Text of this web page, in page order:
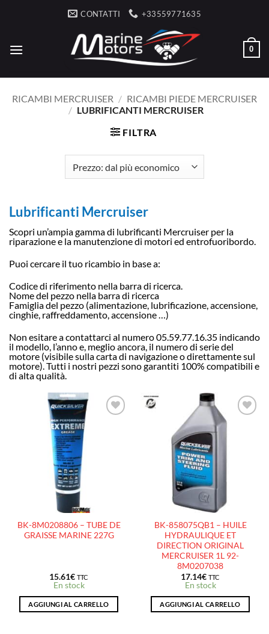
CONTATTI +33559771635
0
RICAMBI MERCRUISER / RICAMBI PIEDE MERCRUISER
/ LUBRIFICANTI MERCRUISER
FILTRA
Lubrificanti Mercruiser
Scopri un’ampia gamma di lubrificanti Mercruiser per la
riparazione e la manutenzione di motori ed entrofuoribordo.
Puoi cercare il tuo ricambio in base a:
Codice di riferimento nella barra di ricerca.
Nome del pezzo nella barra di ricerca
Famiglia del pezzo (alimentazione, lubrificazione, accensione,
cinghie, raffreddamento, accensione …)
Non esitare a contattarci al numero 05.59.77.16.35 indicando
il modello, l’anno e, meglio ancora, il numero di serie del
motore (visibile sulla carta di navigazione o direttamente sul
motore). Tutti i nostri pezzi sono garantiti 100% compatibili e
di alta qualità.
AJOUTER
BK-8M0208806 – TUBE DE
GRAISSE MARINE 227G
15.61€ TTC
En stock
AGGIUNGI AL CARRELLO
AJOUTER
BK-858075QB1 – HUILE
HYDRAULIQUE ET
DIRECTION ORIGINAL
MERCRUISER 1L 92-
8M0207038
17.14€ TTC
En stock
AGGIUNGI AL CARRELLO